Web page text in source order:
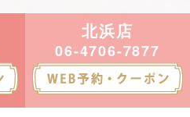
北浜店
06-4706-7877